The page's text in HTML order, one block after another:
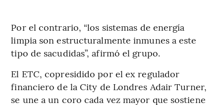
Por el contrario, “los sistemas de energía
limpia son estructuralmente inmunes a este
tipo de sacudidas”, afirmó el grupo.
El ETC, copresidido por el ex regulador
financiero de la City de Londres Adair Turner,
se une a un coro cada vez mayor que sostiene